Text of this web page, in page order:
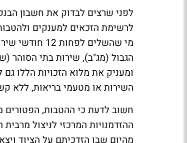
לפני שרצים לבדוק את חשבון
לרשימת הזכאים למענקים
מי שהשלים
הגבול (מג"ב), שירות בתי הסוהר
ומעניק את מלוא הזכויות הללו
השירות או מטעמי בריאות, ללא
חשוב לדעת כי ההטבות, הפטורים
ההזדמנויות המרכזי לניצול
מהיום שבו הזדכיתם על הציוד